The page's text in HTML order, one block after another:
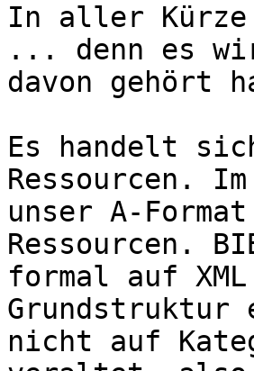
In aller Kürze
... denn es
davon gehört
Es handelt
Ressourcen.
unser A-
Ressourcen.
formal auf
Grundstruktur
nicht auf